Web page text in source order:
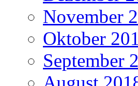
November
Oktober
September